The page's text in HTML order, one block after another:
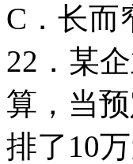
C
22．某
算，当
排了10